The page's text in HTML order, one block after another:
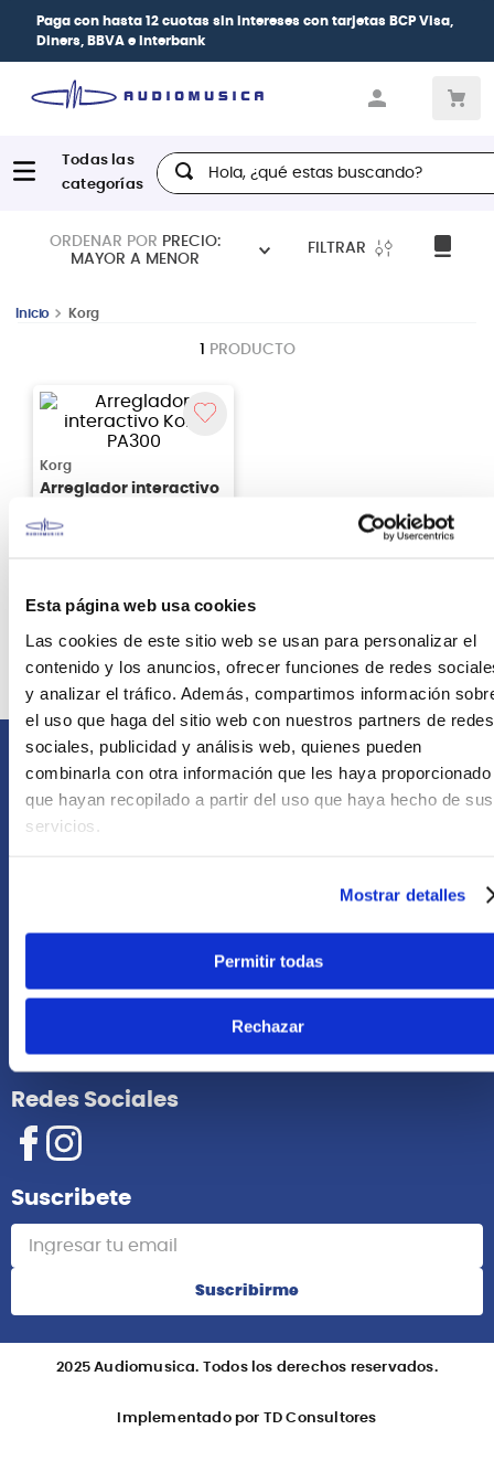
Esta página web usa cookies
Las cookies de este sitio web se usan para personalizar el
contenido y los anuncios, ofrecer funciones de redes
y analizar el tráfico. Además, compartimos información
el uso que haga del sitio web con nuestros partners de redes
sociales, publicidad y análisis web, quienes pueden
combinarla con otra información que les haya proporcionado
que hayan recopilado a partir del uso que haya hecho de sus
servicios.
Mostrar detalles
Permitir todas
Rechazar
Paga con hasta 12 cuotas sin intereses con tarjetas BCP Visa,
Diners, BBVA e Interbank
Hola, ¿qué estas buscando?
ORDENAR POR PRECIO:
MAYOR A MENOR
FILTRAR
Korg
1 PRODUCTO
Korg
Arreglador interactivo
Sin Stock Online
Comunícate con nosotros
Atención Postventa
Redes Sociales
Suscribete
Suscribirme
2025 Audiomusica. Todos los derechos reservados.
Implementado por TD Consultores